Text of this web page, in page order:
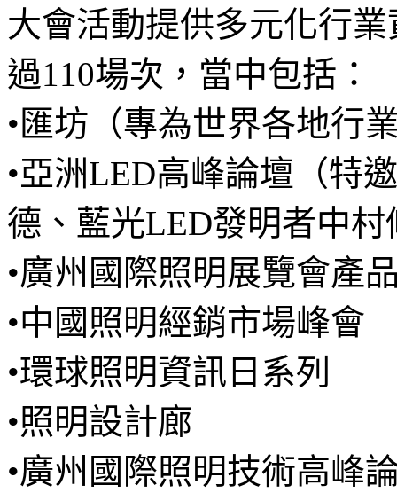
大會活動提供多元化行
過110場次，當中包括：
•匯坊（專為世界各地行
•亞洲LED高峰論壇（特
德、藍光LED發明者中
•廣州國際照明展覽會產
•中國照明經銷市場峰會
•環球照明資訊日系列
•照明設計廊
•廣州國際照明技術高峰